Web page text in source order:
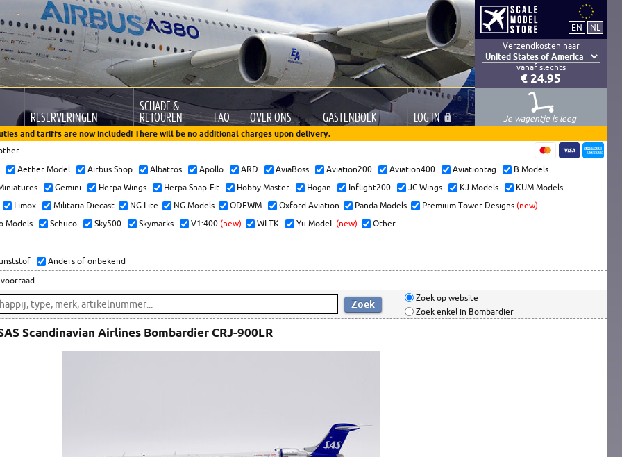
Verzendkosten naar
vanaf slechts
€ 24.95
RESERVERINGEN
SCHADE &
RETOUREN FAQ OVER ONS GASTENBOEK LOGIN
Je wagentje is leeg
and tariffs are now included! There will be no additional charges upon delivery.
Aether Model Airbus Shop Albatros Apollo ARD AviaBoss Aviation200 Aviation400 Aviationtag
B Models
Gemini Herpa Wings Herpa Snap-Fit Hobby Master Hogan Inflight200 JC Wings KJ Models
KUM Models
Limox
Militaria Diecast NG Lite NG Models ODEWM Oxford Aviation Panda Models Premium Tower Designs (new)
Models
Schuco Sky500 Skymarks V1:400 (new) WLTK Yu ModeL (new) Other
Anders of onbekend
Zoek op website
Zoek enkel in Bombardier
Scandinavian Airlines Bombardier CRJ-900LR